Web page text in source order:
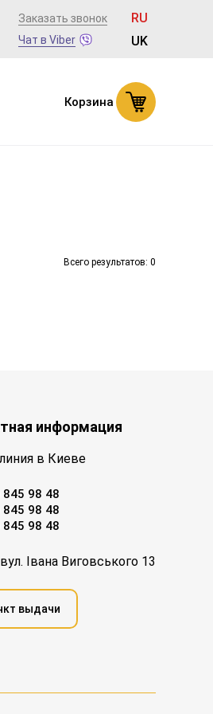
Заказать звонок
Чат в Viber
RU
UK
Корзина
Всего результатов: 0
информация
линия в Киеве
845 98 48
845 98 48
845 98 48
Івана Виговського 13
выдачи